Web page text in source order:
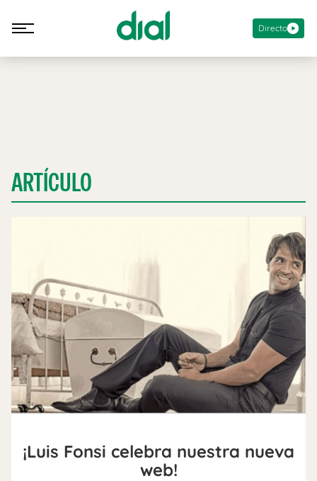
Directo
ARTÍCULO
¡Luis Fonsi celebra nuestra nueva
web!